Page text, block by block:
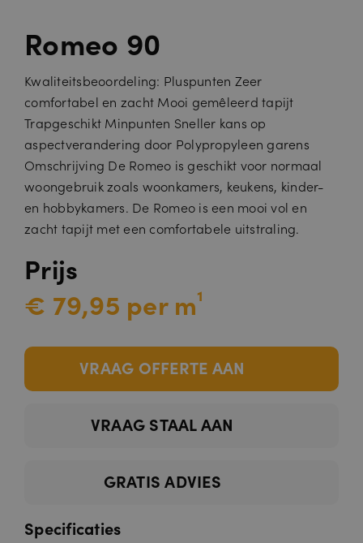
Romeo 90
Kwaliteitsbeoordeling: Pluspunten Zeer
comfortabel en zacht Mooi gemêleerd tapijt
Trapgeschikt Minpunten Sneller kans op
aspectverandering door Polypropyleen garens
Omschrijving De Romeo is geschikt voor normaal
woongebruik zoals woonkamers, keukens, kinder-
en hobbykamers. De Romeo is een mooi vol en
zacht tapijt met een comfortabele uitstraling.
Prijs
€ 79,95 per m¹
VRAAG OFFERTE AAN
VRAAG STAAL AAN
GRATIS ADVIES
Specificaties